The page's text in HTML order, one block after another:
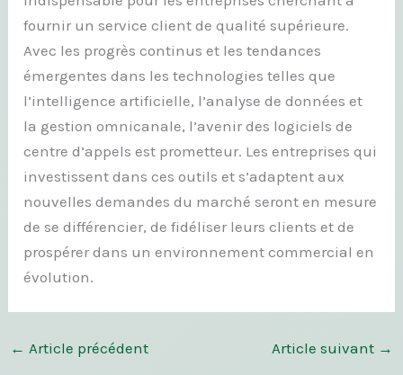
fournir un service client de qualité supérieure.
Avec les progrès continus et les tendances
émergentes dans les technologies telles que
l’intelligence artificielle, l’analyse de données et
la gestion omnicanale, l’avenir des logiciels de
centre d’appels est prometteur. Les entreprises qui
investissent dans ces outils et s’adaptent aux
nouvelles demandes du marché seront en mesure
de se différencier, de fidéliser leurs clients et de
prospérer dans un environnement commercial en
évolution.
← Article précédent Article suivant →